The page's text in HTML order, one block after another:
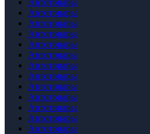
Автотовары
Автотовары
Автотовары
Автотовары
Автотовары
Автотовары
Автотовары
Автотовары
Автотовары
Автотовары
Автотовары
Автотовары
Автотовары